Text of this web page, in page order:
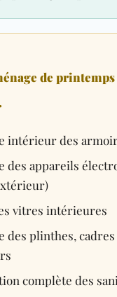
de printemps
intérieur des
des appareils
vitres intérieures
des plinthes,
complète des